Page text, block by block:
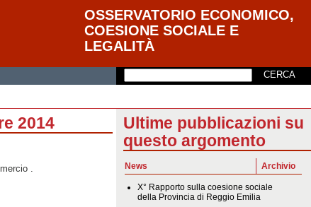
OSSERVATORIO ECONOMICO,
COESIONE SOCIALE E
LEGALITÀ
Ultime pubblicazioni su
questo argomento
Archivio
News
X° Rapporto sulla coesione sociale
della Provincia di Reggio Emilia
2014
.